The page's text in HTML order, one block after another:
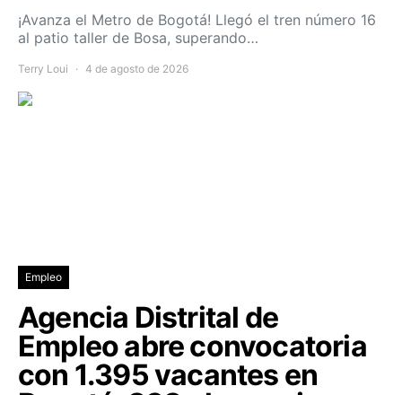
¡Avanza el Metro de Bogotá! Llegó el tren número 16
al patio taller de Bosa, superando…
Terry Loui 4 de agosto de 2026
Empleo
Agencia Distrital de
Empleo abre convocatoria
con 1.395 vacantes en